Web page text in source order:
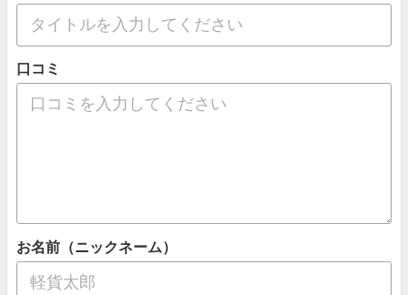
口コミ
お名前（ニックネーム）